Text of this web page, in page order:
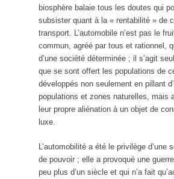
biosphère balaie tous les doutes qui
subsister quant à la « rentabilité » de
transport. L’automobile n’est pas le
commun, agréé par tous et rationnel,
d’une société déterminée ; il s’agit
que se sont offert les populations de
développés non seulement en pillant
populations et zones naturelles, mais
leur propre aliénation à un objet de
luxe.
L’automobilité a été le privilège d’une
de pouvoir ; elle a provoqué une
peu plus d’un siècle et qui n’a fait